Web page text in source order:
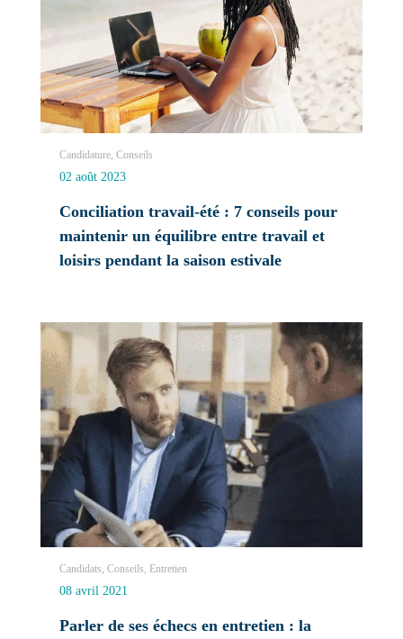
Candidature, Conseils
02 août 2023
Conciliation travail-été : 7 conseils pour
maintenir un équilibre entre travail et
loisirs pendant la saison estivale
Candidats, Conseils, Entretien
08 avril 2021
Parler de ses échecs en entretien : la